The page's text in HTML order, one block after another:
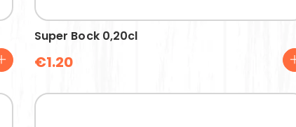
Super Bock 0,20cl
€1.20